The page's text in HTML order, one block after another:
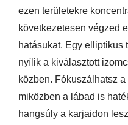
ezen területekre
következetesen végzed
hatásukat. Egy elliptikus
nyílik a kiválasztott
közben. Fókuszálhatsz
miközben a lábad is
hangsúly a karjaidon